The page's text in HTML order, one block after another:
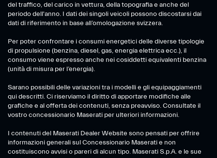
del traffico, del carico in vettura, della topografia e anche del
periodo dell'anno. I dati dei singoli veicoli possono discostarsi dai
dati di riferimento in base all’omologazione svizzera.
Per poter confrontare i consumi energetici delle diverse tipologie
di propulsione (benzina, diesel, gas, energia elettrica ecc.), il
consumo viene espresso anche nei cosiddetti equivalenti benzina
(unità di misura per l’energia).
Sarano possibili delle variazioni tra i modelli e gli equipaggiamenti
qui descritti. Ci riserviamo il diritto di apportare modifiche alle
grafiche e al offerta dei contenuti, senza preavviso. Consultate il
vostro concessionario Maserati per ulteriori informazioni.
I contenuti del Maserati Dealer Website sono pensati per offrire
informazioni generali sul Concessionario Maserati e non
costituiscono avvisi o pareri di alcun tipo. Maserati S.p.A. e le sue